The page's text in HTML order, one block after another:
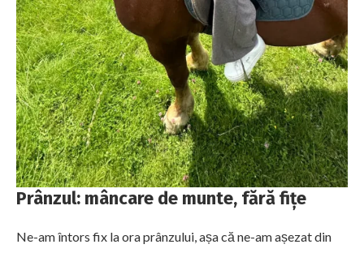
Prânzul: mâncare de munte, fără fițe
Ne-am întors fix la ora prânzului, așa că ne-am așezat din